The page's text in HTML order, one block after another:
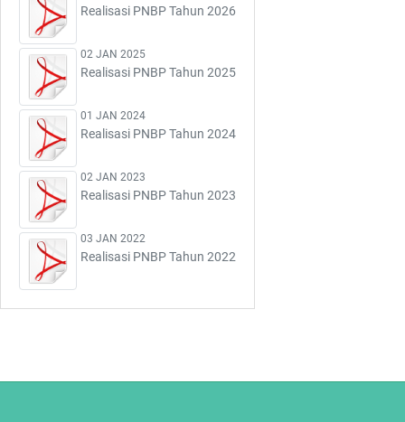
Realisasi PNBP Tahun 2026
02 JAN 2025
Realisasi PNBP Tahun 2025
01 JAN 2024
Realisasi PNBP Tahun 2024
02 JAN 2023
Realisasi PNBP Tahun 2023
03 JAN 2022
Realisasi PNBP Tahun 2022